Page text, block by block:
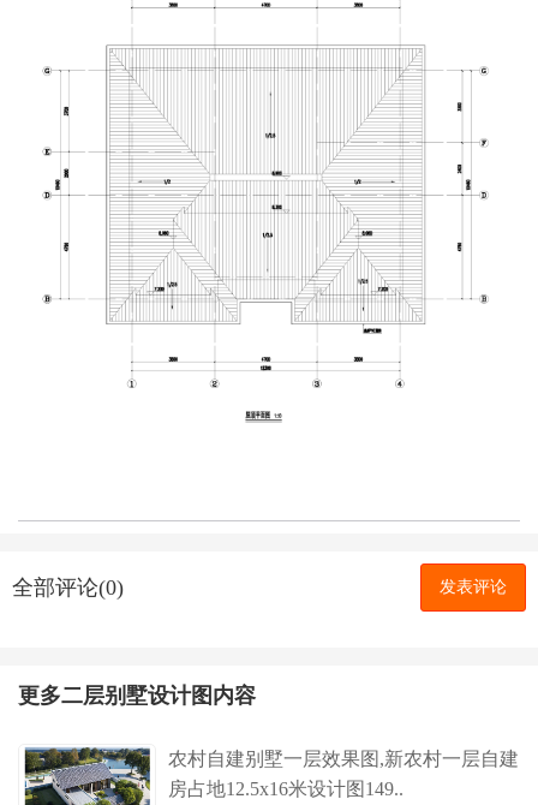
全部评论(0) 发表评论
更多二层别墅设计图内容
农村自建别墅一层效果图,新农村一层自建
房占地12.5x16米设计图149..